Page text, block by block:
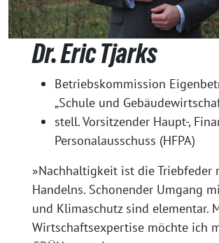
Dr. Eric Tjarks
Betriebskommission
„Schule und
stell. Vorsitzender Haupt-,
Personalausschuss (HFPA)
»Nachhaltigkeit ist die Triebfeder
Handelns. Schonender Umgang
und Klimaschutz sind elementar.
Wirtschaftsexpertise möchte ich